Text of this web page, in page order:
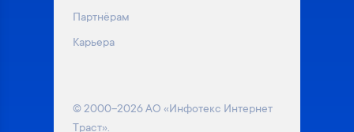
Партнёрам
Карьера
© 2000–2026 АО «Инфотекс Интернет
Траст».